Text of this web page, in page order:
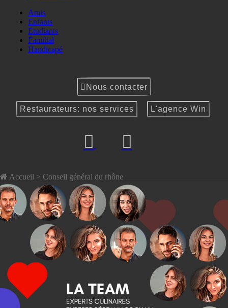
Amis
Enfants
Etudiants
Familial
Handicapé
Nous contacter
Restaurateurs: nos services L'agence Win
Accueil > Conseil général du rhône